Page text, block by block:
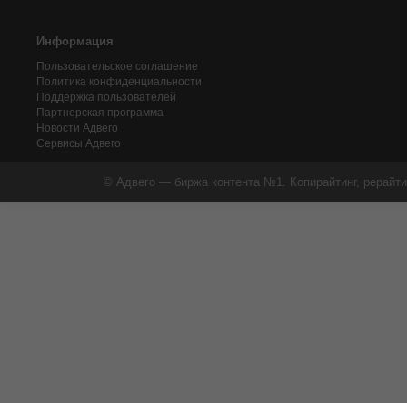
Информация
Пользовательское соглашение
Политика конфиденциальности
Поддержка пользователей
Партнерская программа
Новости Адвего
Сервисы Адвего
© Адвего — биржа контента №1. Копирайтинг,